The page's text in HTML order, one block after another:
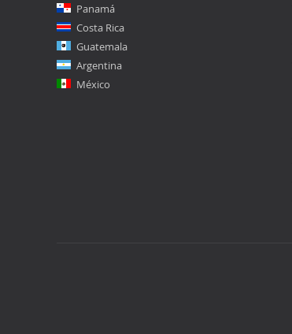
Panamá
Costa Rica
Guatemala
Argentina
México